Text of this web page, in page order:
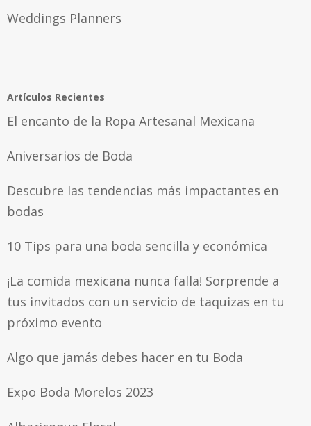
Weddings Planners
Artículos Recientes
El encanto de la Ropa Artesanal Mexicana
Aniversarios de Boda
Descubre las tendencias más impactantes en
bodas
10 Tips para una boda sencilla y económica
¡La comida mexicana nunca falla! Sorprende a
tus invitados con un servicio de taquizas en tu
próximo evento
Algo que jamás debes hacer en tu Boda
Expo Boda Morelos 2023